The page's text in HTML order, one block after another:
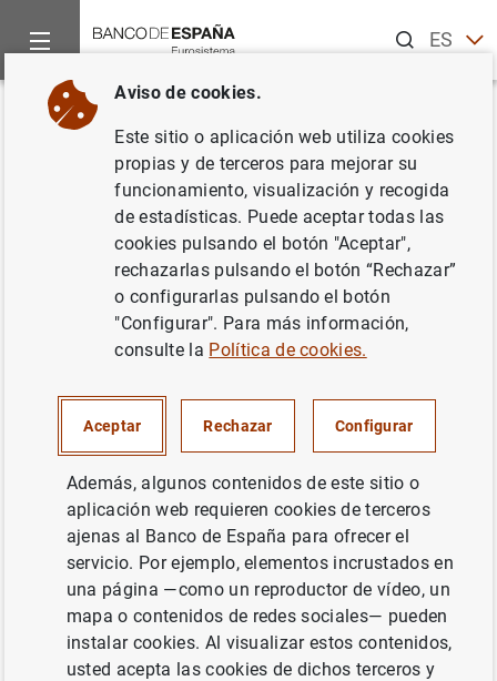
ESEN
Inicio Noticias y eventos
Volver
Avance de la balanza de pagos
en enero de 2014
SITUACIÓN ECONÓMICA
Avance de la balanza de pagos en enero de
2014 (123KB)
Siguiente
Criterios para la aplicació...
Aviso de cookies.
Este sitio o aplicación web utiliza cookies
propias y de terceros para mejorar su
funcionamiento, visualización y recogida
de estadísticas. Puede aceptar todas las
cookies pulsando el botón "Aceptar",
rechazarlas pulsando el botón “Rechazar”
o configurarlas pulsando el botón
"Configurar". Para más información,
consulte la Política de cookies.
Aceptar Rechazar Configurar
Además, algunos contenidos de este sitio o
aplicación web requieren cookies de terceros
ajenas al Banco de España para ofrecer el
servicio. Por ejemplo, elementos incrustados en
una página —como un reproductor de vídeo, un
mapa o contenidos de redes sociales— pueden
instalar cookies. Al visualizar estos contenidos,
usted acepta las cookies de dichos terceros y